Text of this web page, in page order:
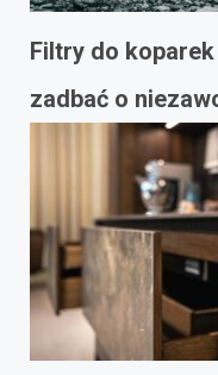
Filtry do
zadbać o